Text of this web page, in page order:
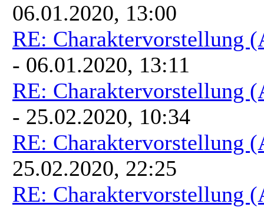
06.01.2020, 13:00
RE: Charaktervorstellung
- 06.01.2020, 13:11
RE: Charaktervorstellung
- 25.02.2020, 10:34
RE: Charaktervorstellung
25.02.2020, 22:25
RE: Charaktervorstellung